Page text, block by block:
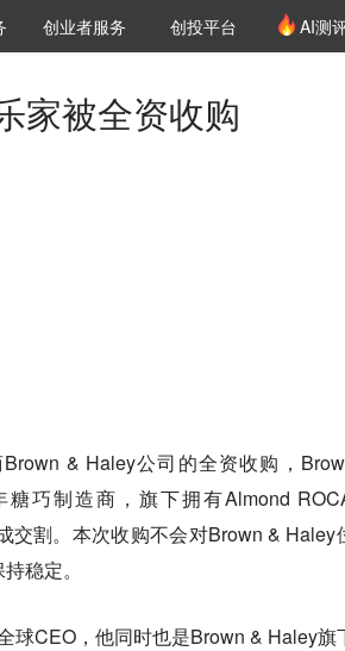
库
介
创投氪堂
创业者服务 创投平台 AI测
家被全资收购
& Haley公司的全资收购，
巧制造商，旗下拥有Almond
交割。本次收购不会对Brown & Haley
稳定。
球CEO，他同时也是Brown & Haley旗